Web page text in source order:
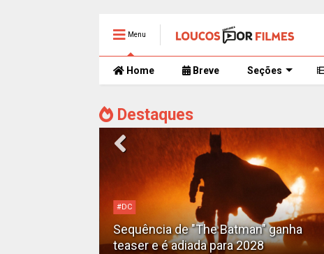
Menu
Home Breve Seções
Destaques
#DC
Sequência de "The Batman" ganha
teaser e é adiada para 2028